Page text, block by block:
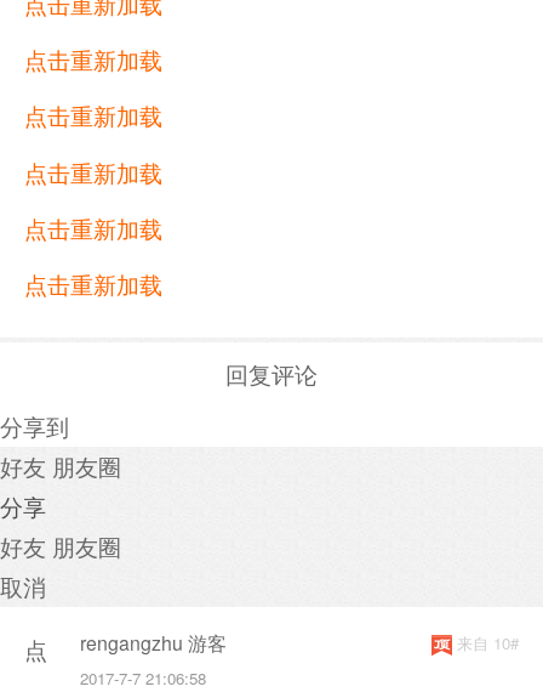
点击重新加载
点击重新加载
点击重新加载
点击重新加载
点击重新加载
回复评论
分享到
好友 朋友圈
分享
好友 朋友圈
取消
点
来自 10#
rengangzhu 游客
2017-7-7 21:06:58